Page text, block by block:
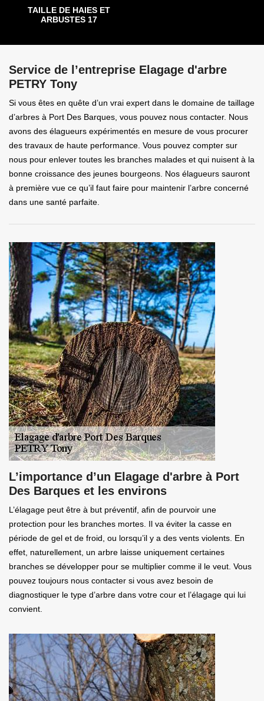
TAILLE DE HAIES ET
ARBUSTES 17
Service de l’entreprise Elagage d'arbre
PETRY Tony
Si vous êtes en quête d’un vrai expert dans le domaine de taillage
d’arbres à Port Des Barques, vous pouvez nous contacter. Nous
avons des élagueurs expérimentés en mesure de vous procurer
des travaux de haute performance. Vous pouvez compter sur
nous pour enlever toutes les branches malades et qui nuisent à la
bonne croissance des jeunes bourgeons. Nos élagueurs sauront
à première vue ce qu’il faut faire pour maintenir l’arbre concerné
dans une santé parfaite.
L’importance d’un Elagage d'arbre à Port
Des Barques et les environs
L’élagage peut être à but préventif, afin de pourvoir une
protection pour les branches mortes. Il va éviter la casse en
période de gel et de froid, ou lorsqu’il y a des vents violents. En
effet, naturellement, un arbre laisse uniquement certaines
branches se développer pour se multiplier comme il le veut. Vous
pouvez toujours nous contacter si vous avez besoin de
diagnostiquer le type d’arbre dans votre cour et l’élagage qui lui
convient.